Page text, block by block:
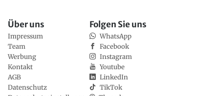
Über uns
Impressum
Team
Werbung
Kontakt
AGB
Datenschutz
Folgen Sie uns
WhatsApp
Facebook
Instagram
Youtube
LinkedIn
TikTok